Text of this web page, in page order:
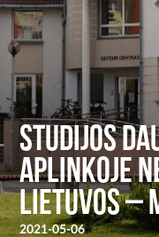
Studijos
aplinkoje
Lietuvos –
2021-05-06